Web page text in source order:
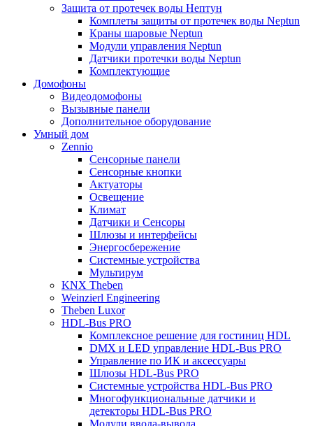
Защита от протечек воды Нептун
Комплеты защиты от протечек воды Neptun
Краны шаровые Neptun
Модули управления Neptun
Датчики протечки воды Neptun
Комплектующие
Домофоны
Видеодомофоны
Вызывные панели
Дополнительное оборудование
Умный дом
Zennio
Сенсорные панели
Сенсорные кнопки
Актуаторы
Освещение
Климат
Датчики и Сенсоры
Шлюзы и интерфейсы
Энергосбережение
Системные устройства
Мультирум
KNX Theben
Weinzierl Engineering
Theben Luxor
HDL-Bus PRO
Комплексное решение для гостиниц HDL
DMX и LED управление HDL-Bus PRO
Управление по ИК и аксессуары
Шлюзы HDL-Bus PRO
Системные устройства HDL-Bus PRO
Многофункциональные датчики и
детекторы HDL-Bus PRO
Модули ввода-вывода